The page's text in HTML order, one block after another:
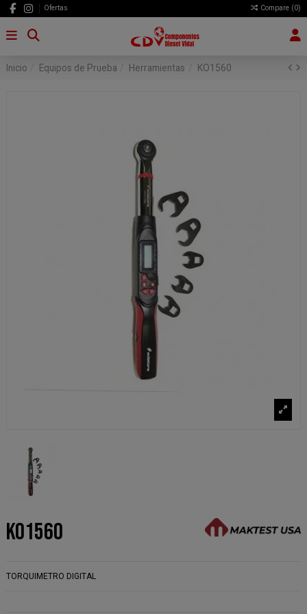
Ofertas Compare (0)
Inicio Equipos de Prueba Herramientas KO1560
KO1560
TORQUIMETRO DIGITAL